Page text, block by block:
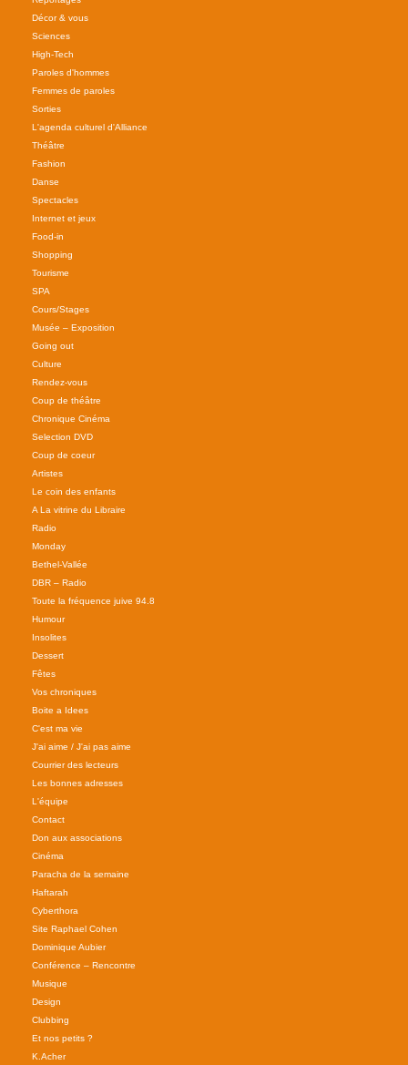
Décor & vous
Sciences
High-Tech
Paroles d'hommes
Femmes de paroles
Sorties
L'agenda culturel d'Alliance
Théâtre
Fashion
Danse
Spectacles
Internet et jeux
Food-in
Shopping
Tourisme
SPA
Cours/Stages
Musée – Exposition
Going out
Culture
Rendez-vous
Coup de théâtre
Chronique Cinéma
Selection DVD
Coup de coeur
Artistes
Le coin des enfants
A La vitrine du Libraire
Radio
Monday
Bethel-Vallée
DBR – Radio
Toute la fréquence juive 94.8
Humour
Insolites
Dessert
Fêtes
Vos chroniques
Boite a Idees
C'est ma vie
J'ai aime / J'ai pas aime
Courrier des lecteurs
Les bonnes adresses
L'équipe
Contact
Don aux associations
Cinéma
Paracha de la semaine
Haftarah
Cyberthora
Site Raphael Cohen
Dominique Aubier
Conférence – Rencontre
Musique
Design
Clubbing
Et nos petits ?
K.Acher